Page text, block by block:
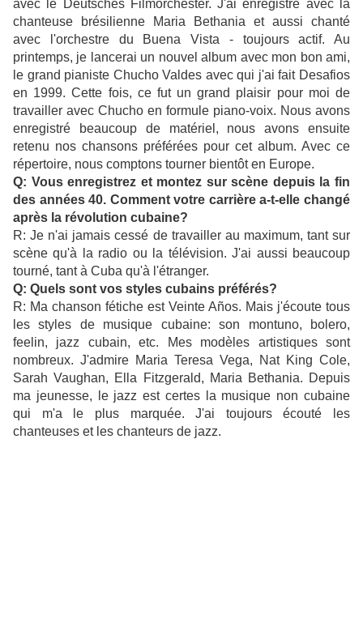
avec le Deutsches Filmorchester. J'ai enregistré avec la
chanteuse brésilienne Maria Bethania et aussi chanté
avec l'orchestre du Buena Vista - toujours actif. Au
printemps, je lancerai un nouvel album avec mon bon ami,
le grand pianiste Chucho Valdes avec qui j'ai fait Desafios
en 1999. Cette fois, ce fut un grand plaisir pour moi de
travailler avec Chucho en formule piano-voix. Nous avons
enregistré beaucoup de matériel, nous avons ensuite
retenu nos chansons préférées pour cet album. Avec ce
répertoire, nous comptons tourner bientôt en Europe.
Q: Vous enregistrez et montez sur scène depuis la fin
des années 40. Comment votre carrière a-t-elle changé
après la révolution cubaine?
R: Je n'ai jamais cessé de travailler au maximum, tant sur
scène qu'à la radio ou la télévision. J'ai aussi beaucoup
tourné, tant à Cuba qu'à l'étranger.
Q: Quels sont vos styles cubains préférés?
R: Ma chanson fétiche est Veinte Años. Mais j'écoute tous
les styles de musique cubaine: son montuno, bolero,
feelin, jazz cubain, etc. Mes modèles artistiques sont
nombreux. J'admire Maria Teresa Vega, Nat King Cole,
Sarah Vaughan, Ella Fitzgerald, Maria Bethania. Depuis
ma jeunesse, le jazz est certes la musique non cubaine
qui m'a le plus marquée. J'ai toujours écouté les
chanteuses et les chanteurs de jazz.